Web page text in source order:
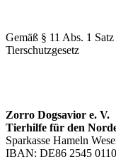
Gemäß § 11 Abs. 1
Tierschutzgesetz
Zorro Dogsavior e. V.
Tierhilfe für den
Sparkasse Hameln
IBAN: DE86 2545